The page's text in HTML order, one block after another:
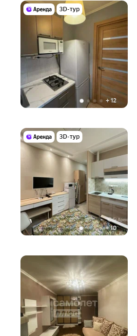
3D-тур
+12
3D-тур
+10